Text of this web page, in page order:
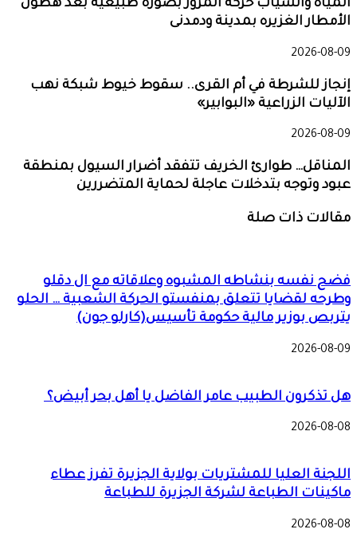
المياه وانسياب حركة المرور بصورة طبيعيه بعد هطول
الأمطار الغزيره بمدينة ودمدنى
2026-08-09
إنجاز للشرطة في أم القرى.. سقوط خيوط شبكة نهب
الآليات الزراعية «البوابير»
2026-08-09
المناقل… طوارئ الخريف تتفقد أضرار السيول بمنطقة
عبود وتوجه بتدخلات عاجلة لحماية المتضررين
مقالات ذات صلة
فضح نفسه بنشاطه المشبوه وعلاقاته مع ال دقلو
وطرحه لقضايا تتعلق بمنفستو الحركة الشعبية … الحلو
يتربص بوزير مالية حكومة تأسيس(كارلو جون)
2026-08-09
هل تذكرون الطبيب عامر الفاضل يا أهل بحر أبيض؟
2026-08-08
اللجنة العليا للمشتريات بولاية الجزيرة تفرز عطاء
ماكينات الطباعة لشركة الجزيرة للطباعة
2026-08-08